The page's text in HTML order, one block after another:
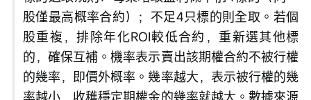
股僅最高概率合約）；不足4只標的則全取。若個
股重複，排除年化ROI較低合約，重新選其他標
的，確保互補。機率表示賣出該期權合約不被行權
的幾率，即價外概率。幾率越大，表示被行權的幾
率越小，收穫穩定期權金的幾率就越大。數據來源